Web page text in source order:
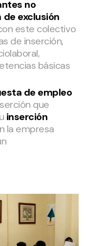
no
exclusión
este colectivo
de inserción,
básicas
de empleo
que
inserción
la empresa